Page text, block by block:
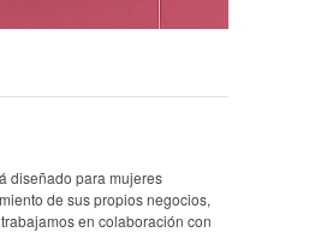
diseñado para mujeres
de sus propios negocios,
en colaboración con